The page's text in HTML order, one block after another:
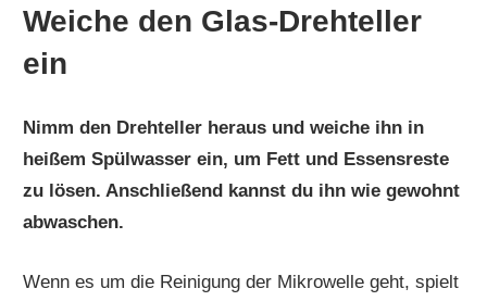
Weiche den Glas-Drehteller
ein
Nimm den Drehteller heraus und weiche ihn in
heißem Spülwasser ein, um Fett und Essensreste
zu lösen. Anschließend kannst du ihn wie gewohnt
abwaschen.
Wenn es um die Reinigung der Mikrowelle geht, spielt